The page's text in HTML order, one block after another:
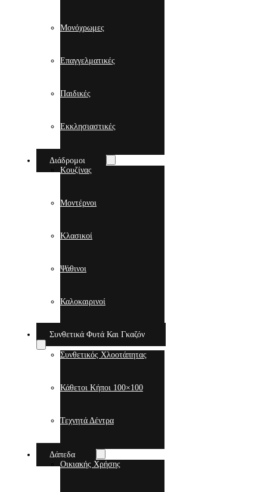
Μονόχρωμες
Επαγγελματικές
Παιδικές
Εκκλησιαστικές
Διάδρομοι
Κουζίνας
Μοντέρνοι
Κλασικοί
Ψάθινοι
Καλοκαιρινοί
Συνθετικά Φυτά Και Γκαζόν
Συνθετικός Χλοοτάπητας
Κάθετοι Κήποι 100×100
Τεχνητά Δέντρα
Δάπεδα
Οικιακής Χρήσης